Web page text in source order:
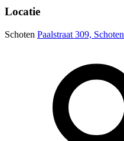
Locatie
Schoten Paalstraat 309, Schoten